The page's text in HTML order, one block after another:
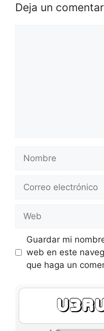
Deja un
electrónico
Guardar mi
web en este
que haga un